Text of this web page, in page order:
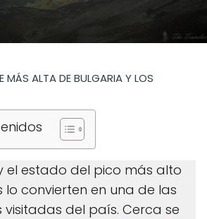
MÁS ALTA DE BULGARIA Y LOS
el estado del pico más alto
lo convierten en una de las
del país. Cerca se